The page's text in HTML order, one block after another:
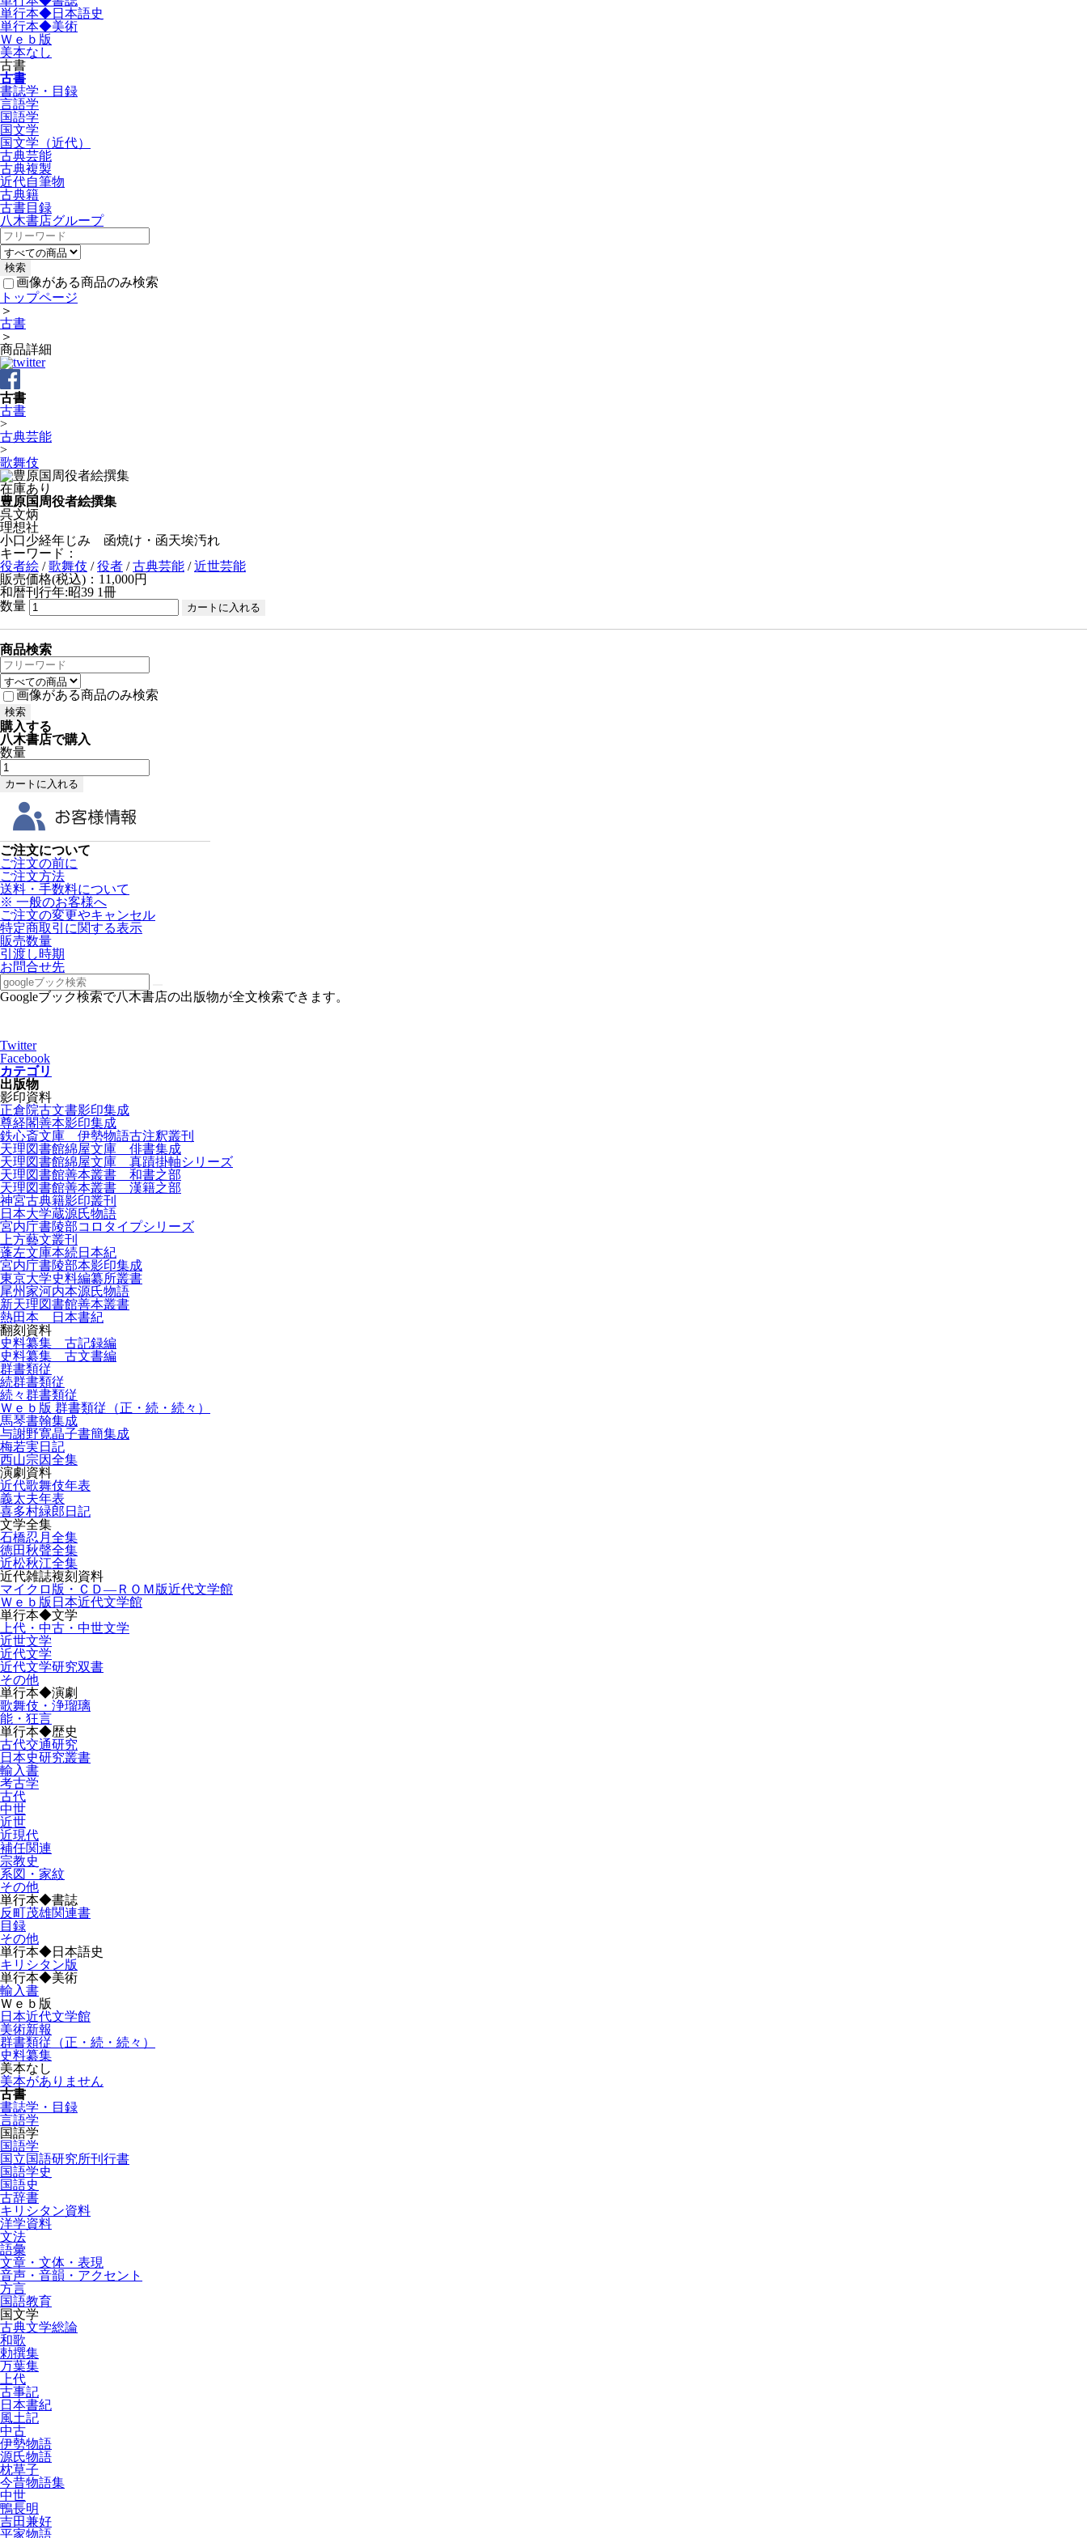
単行本◆日本語史
単行本◆美術
Ｗｅｂ版
美本なし
古書
古書
書誌学・目録
言語学
国語学
国文学
国文学（近代）
古典芸能
古典複製
近代自筆物
古典籍
古書目録
八木書店グループ
画像がある商品のみ検索
トップページ
＞
古書
＞
商品詳細
古書
古書
>
古典芸能
>
歌舞伎
在庫あり
豊原国周役者絵撰集
呉文炳
理想社
小口少経年じみ 函焼け・函天埃汚れ
キーワード：
役者絵 /歌舞伎 /役者 /古典芸能 /近世芸能
販売価格(税込)：11,000円
和暦刊行年:昭39 1冊
数量
商品検索
画像がある商品のみ検索
購入する
八木書店で購入
数量
ご注文について
ご注文の前に
ご注文方法
送料・手数料について
※ 一般のお客様へ
ご注文の変更やキャンセル
特定商取引に関する表示
販売数量
引渡し時期
お問合せ先
Googleブック検索で八木書店の出版物が全文検索できます。
Twitter
Facebook
カテゴリ
出版物
影印資料
正倉院古文書影印集成
尊経閣善本影印集成
鉄心斎文庫 伊勢物語古注釈叢刊
天理図書館綿屋文庫 俳書集成
天理図書館綿屋文庫 真蹟掛軸シリーズ
天理図書館善本叢書 和書之部
天理図書館善本叢書 漢籍之部
神宮古典籍影印叢刊
日本大学蔵源氏物語
宮内庁書陵部コロタイプシリーズ
上方藝文叢刊
蓬左文庫本続日本紀
宮内庁書陵部本影印集成
東京大学史料編纂所叢書
尾州家河内本源氏物語
新天理図書館善本叢書
熱田本 日本書紀
翻刻資料
史料纂集 古記録編
史料纂集 古文書編
群書類従
続群書類従
続々群書類従
Ｗｅｂ版 群書類従（正・続・続々）
馬琴書翰集成
与謝野寛晶子書簡集成
梅若実日記
西山宗因全集
演劇資料
近代歌舞伎年表
義太夫年表
喜多村緑郎日記
文学全集
石橋忍月全集
徳田秋聲全集
近松秋江全集
近代雑誌複刻資料
マイクロ版・ＣＤ―ＲＯＭ版近代文学館
Ｗｅｂ版日本近代文学館
単行本◆文学
上代・中古・中世文学
近世文学
近代文学
近代文学研究双書
その他
単行本◆演劇
歌舞伎・浄瑠璃
能・狂言
単行本◆歴史
古代交通研究
日本史研究叢書
輸入書
考古学
古代
中世
近世
近現代
補任関連
宗教史
系図・家紋
その他
単行本◆書誌
反町茂雄関連書
目録
その他
単行本◆日本語史
キリシタン版
単行本◆美術
輸入書
Ｗｅｂ版
日本近代文学館
美術新報
群書類従（正・続・続々）
史料纂集
美本なし
美本がありません
古書
書誌学・目録
言語学
国語学
国語学
国立国語研究所刊行書
国語学史
国語史
古辞書
キリシタン資料
洋学資料
文法
語彙
文章・文体・表現
音声・音韻・アクセント
方言
国語教育
国文学
古典文学総論
和歌
勅撰集
万葉集
上代
古事記
日本書紀
風土記
中古
伊勢物語
源氏物語
枕草子
今昔物語集
中世
鴨長明
吉田兼好
平家物語